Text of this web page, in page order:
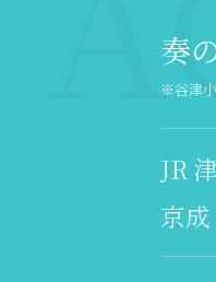
奏
※谷津
JR
京